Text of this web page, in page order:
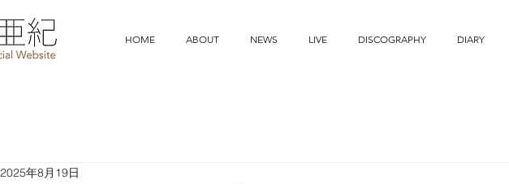
HOME ABOUT NEWS LIVE DISCOGRAPHY DIARY
2025年8月19日